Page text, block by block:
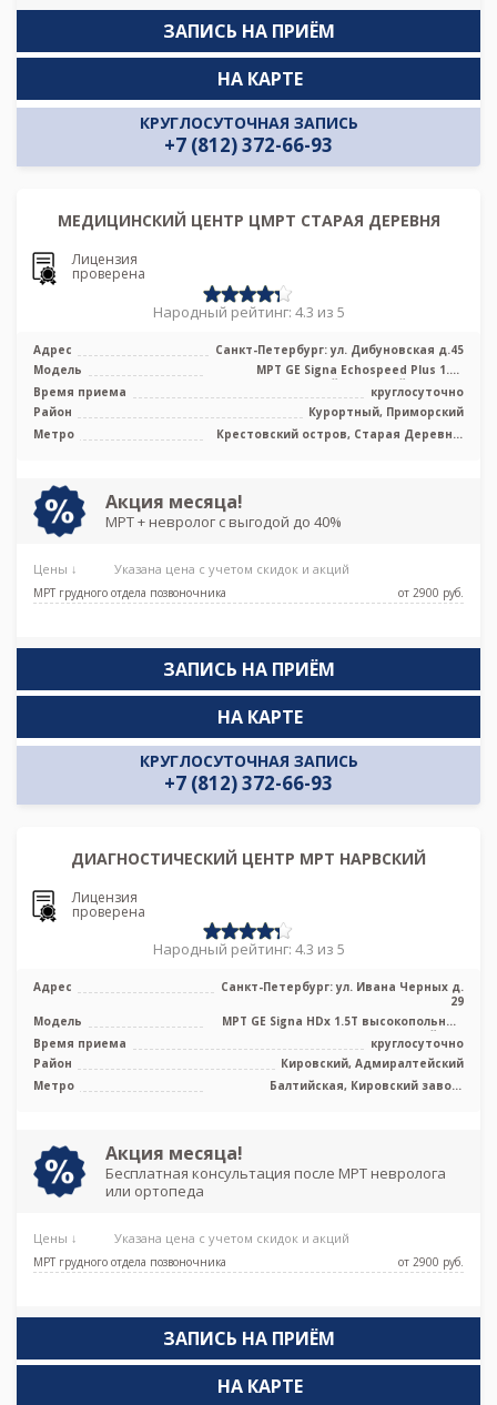
ЗАПИСЬ НА ПРИЁМ
КРУГЛОСУТОЧНАЯ ЗАПИСЬ
+7 (812) 372-66-93
НА КАРТЕ
МЕДИЦИНСКИЙ ЦЕНТР ЦМРТ СТАРАЯ ДЕРЕВНЯ
Лицензия
проверена
Народный рейтинг: 4.3 из 5
Адрес
Санкт-Петербург: ул. Дибуновская д.45
Модель
МРТ GE Signa Echospeed Plus 1.5T
высокопольный закрытый тип, УЗИ
Время приема
круглосуточно
Район
Курортный, Приморский
Метро
Крестовский остров, Старая Деревня,
Акция месяца!
МРТ + невролог с выгодой до 40%
Цены ↓ Указана цена с учетом скидок и акций
МРТ грудного отдела позвоночника от 2900 pуб.
ЗАПИСЬ НА ПРИЁМ
КРУГЛОСУТОЧНАЯ ЗАПИСЬ
+7 (812) 372-66-93
НА КАРТЕ
ДИАГНОСТИЧЕСКИЙ ЦЕНТР МРТ НАРВСКИЙ
Лицензия
проверена
Народный рейтинг: 4.3 из 5
Адрес
Санкт-Петербург: ул. Ивана Черных д.
29
Модель
МРТ GE Signa HDx 1.5T высокопольный
закрытый тип
Время приема
круглосуточно
Район
Кировский, Адмиралтейский
Метро
Балтийская, Кировский завод,
Акция месяца!
Бесплатная консультация после МРТ невролога
или ортопеда
Цены ↓ Указана цена с учетом скидок и акций
МРТ грудного отдела позвоночника от 2900 pуб.
ЗАПИСЬ НА ПРИЁМ
НА КАРТЕ